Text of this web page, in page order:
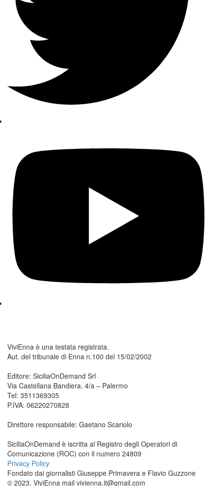
ViviEnna è una testata registrata.
Aut. del tribunale di Enna n.100 del 15/02/2002
Editore: SiciliaOnDemand Srl
Via Castellana Bandiera, 4/a – Palermo
Tel: 3511369305
P.IVA: 06220270828
Direttore responsabile: Gaetano Scariolo
SiciliaOnDemand è iscritta al Registro degli Operatori di
Comunicazione (ROC) con il numero 24809
Privacy Policy
Fondato dai giornalisti Giuseppe Primavera e Flavio Guzzone
© 2023, ViviEnna mail vivienna.it@gmail.com